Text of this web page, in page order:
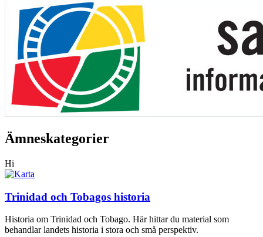
Ämneskategorier
Hi
Trinidad och Tobagos historia
Historia om Trinidad och Tobago. Här hittar du material som
behandlar landets historia i stora och små perspektiv.